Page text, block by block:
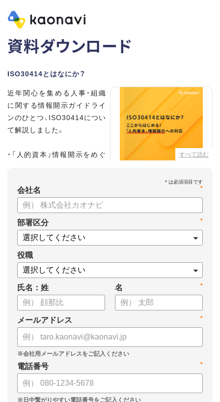
資料ダウンロード
ISO30414とはなにか？
すべて読む
近年関心を集める人事・組織
に関する情報開示ガイドライ
ンのひとつ、ISO30414につい
て解説しました。
・「人的資本」情報開示をめぐ
キーポイント
に関する情報をまとめていま
す。ぜひお役立てください。
*
会社名
*
部署区分
役職
氏名：姓 *
名
*
メールアドレス
*
電話番号